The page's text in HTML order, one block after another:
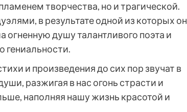
творчества, но и трагической.
в результате одной из которых он
огненную душу талантливого поэта и
гениальности.
и произведения до сих пор звучат в
разжигая в нас огонь страсти и
наполняя нашу жизнь красотой и